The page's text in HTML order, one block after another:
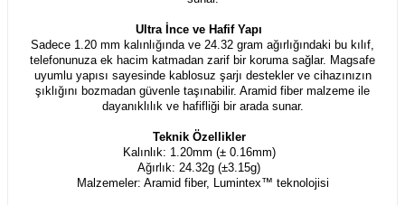
Ultra İnce ve Hafif Yapı
Sadece 1.20 mm kalınlığında ve 24.32 gram ağırlığındaki bu kılıf,
telefonunuza ek hacim katmadan zarif bir koruma sağlar. Magsafe
uyumlu yapısı sayesinde kablosuz şarjı destekler ve cihazınızın
şıklığını bozmadan güvenle taşınabilir. Aramid fiber malzeme ile
dayanıklılık ve hafifliği bir arada sunar.
Teknik Özellikler
Kalınlık: 1.20mm (± 0.16mm)
Ağırlık: 24.32g (±3.15g)
Malzemeler: Aramid fiber, Lumintex™ teknolojisi